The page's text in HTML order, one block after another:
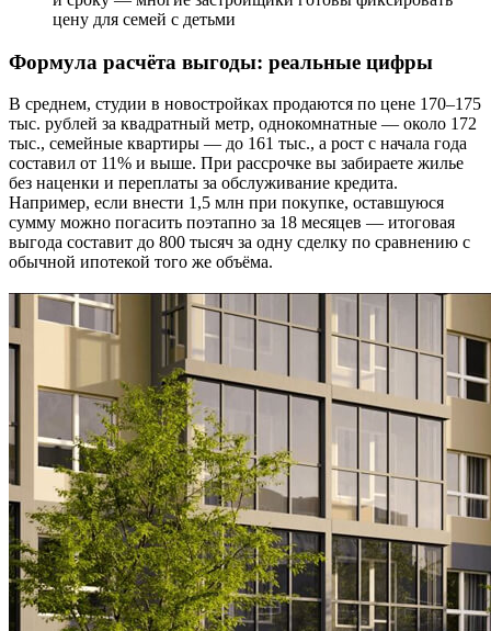
цену для семей с детьми
Формула расчёта выгоды: реальные цифры
В среднем, студии в новостройках продаются по цене 170–175
тыс. рублей за квадратный метр, однокомнатные — около 172
тыс., семейные квартиры — до 161 тыс., а рост с начала года
составил от 11% и выше. При рассрочке вы забираете жилье
без наценки и переплаты за обслуживание кредита.
Например, если внести 1,5 млн при покупке, оставшуюся
сумму можно погасить поэтапно за 18 месяцев — итоговая
выгода составит до 800 тысяч за одну сделку по сравнению с
обычной ипотекой того же объёма.